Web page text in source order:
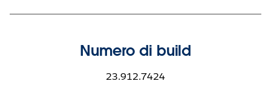
Numero di build
23.912.7424